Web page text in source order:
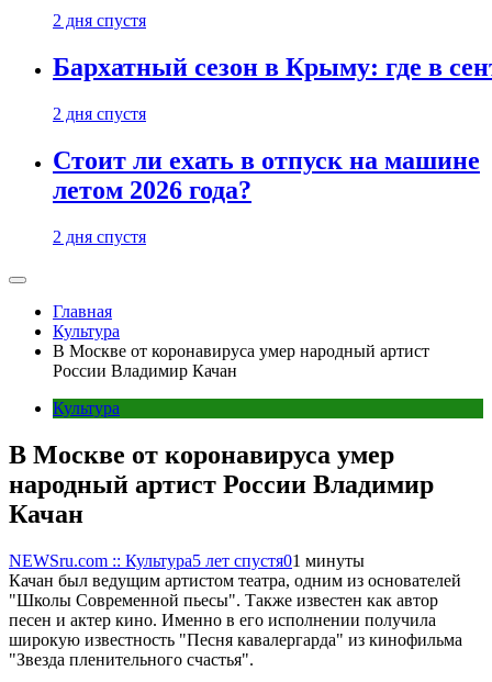
2 дня спустя
Бархатный сезон в Крыму: где в
2 дня спустя
Стоит ли ехать в отпуск на машине
летом 2026 года?
2 дня спустя
Главная
Культура
В Москве от коронавируса умер народный артист
России Владимир Качан
Культура
В Москве от коронавируса умер
народный артист России Владимир
Качан
NEWSru.com :: Культура5 лет спустя01 минуты
Качан был ведущим артистом театра, одним из основателей
"Школы Современной пьесы". Также известен как автор
песен и актер кино. Именно в его исполнении получила
широкую известность "Песня кавалергарда" из кинофильма
"Звезда пленительного счастья".